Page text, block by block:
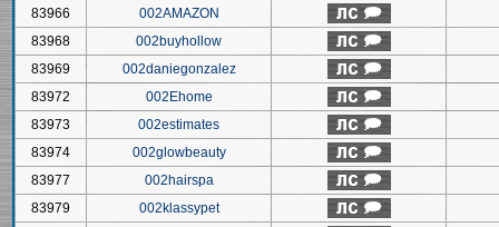
83966
002AMAZON
83968
002buyhollow
83969
002daniegonzalez
83972
002Ehome
83973
002estimates
83974
002glowbeauty
83977
002hairspa
83979
002klassypet